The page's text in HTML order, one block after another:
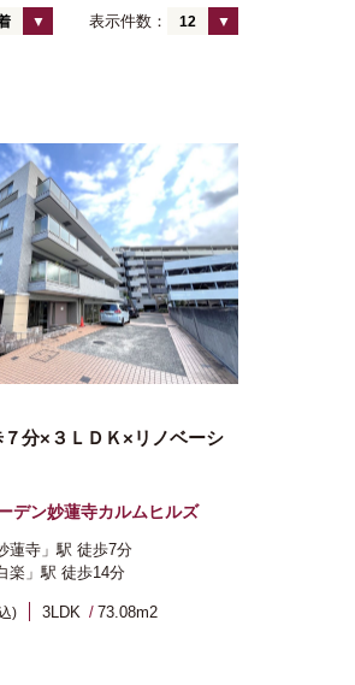
表示件数： 12
分×３ＬＤＫ×リノベーシ
デン妙蓮寺カルムヒルズ
蓮寺」駅 徒歩7分
楽」駅 徒歩14分
) 3LDK 73.08m2